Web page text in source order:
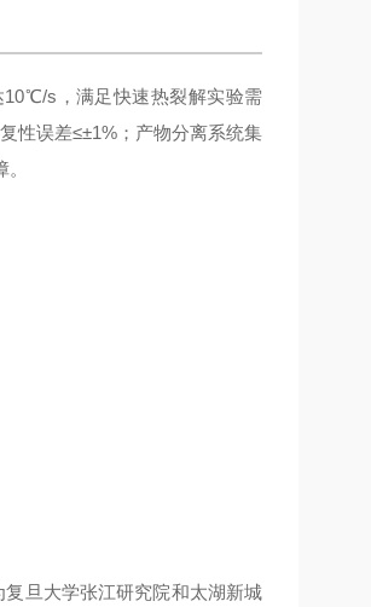
s，满足快速热裂解实验需
性误差≤±1%；产物分离系统集
旦大学张江研究院和太湖新城